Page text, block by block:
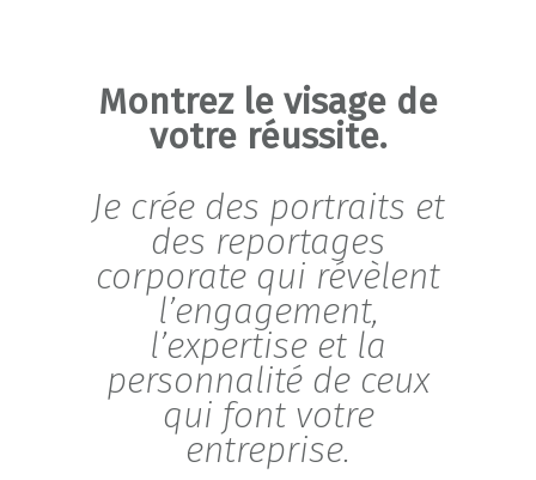
Montrez le visage de
votre réussite.
Je crée des portraits et
des reportages
corporate qui révèlent
l’engagement,
l’expertise et la
personnalité de ceux
qui font votre
entreprise.